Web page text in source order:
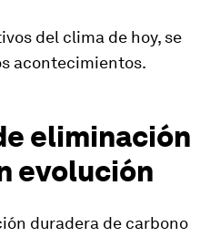
del clima de hoy, se
acontecimientos.
eliminación
evolución
duradera de carbono